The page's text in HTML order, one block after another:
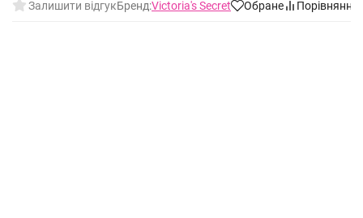
Залишити відгукБренд:Victoria's Secret Обране Порівняння